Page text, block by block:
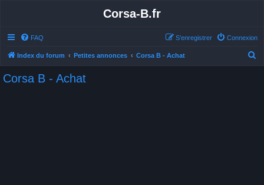
Corsa-B.fr
FAQ Connexion
S’enregistrer
Index du forum Petites annonces Corsa B - Achat
Corsa B - Achat